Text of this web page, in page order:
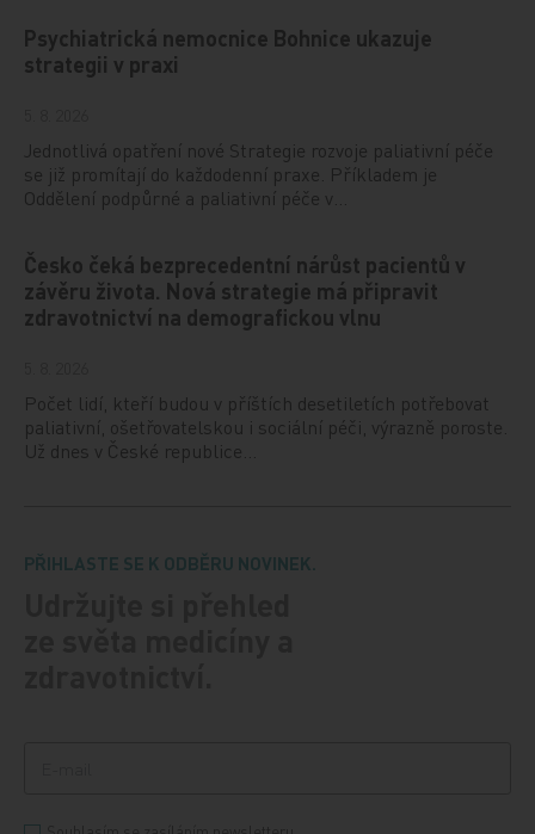
Psychiatrická nemocnice Bohnice ukazuje
strategii v praxi
Jednotlivá opatření nové Strategie rozvoje paliativní péče
se již promítají do každodenní praxe. Příkladem je
Oddělení podpůrné a paliativní péče v…
Česko čeká bezprecedentní nárůst pacientů v
závěru života. Nová strategie má připravit
zdravotnictví na demografickou vlnu
Počet lidí, kteří budou v příštích desetiletích potřebovat
paliativní, ošetřovatelskou i sociální péči, výrazně poroste.
Už dnes v České republice…
PŘIHLASTE SE K ODBĚRU NOVINEK.